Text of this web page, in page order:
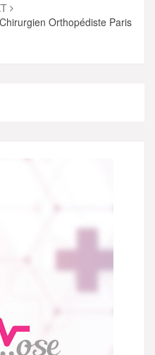
Orthopédiste Paris